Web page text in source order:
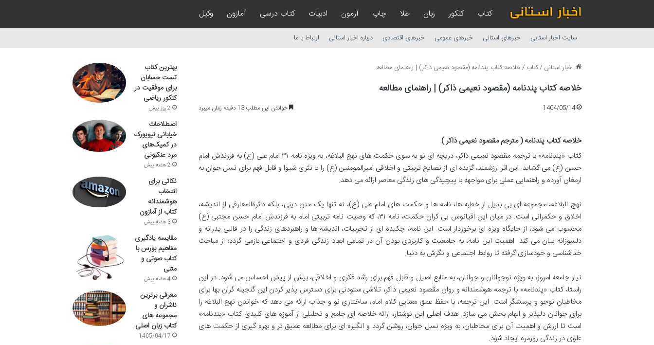
کتاب کنکور زبان طلا چاپ آزمون ادبیات کتاب درسی آمازون وکیل
سایت اخبار استانی خبرهای استانی خبرهای عمومی خبرهای اقتصادی درباره اخبار استانی ارتباط با ما
اخبار استانی /کتاب /خلاصه کتاب پندنامه (مقصود نعیمی ذاکر) | راهنمای مطالعه
خلاصه کتاب پندنامه (مقصود نعیمی ذاکر) | راهنمای مطالعه
1404/05/14 خواندن این مطلب 13 دقیقه زمان میبرد
خلاصه کتاب پندنامه ( مترجم مقصود نعیمی ذاکر )
کتاب «پندنامه» با ترجمه مقصود نعیمی ذاکر، دریچه ای نو به سوی حکمت های نهج البلاغه، به ویژه نامه ۳۱ امام علی (ع) به فرزندش امام
حسن (ع) می گشاید. این اثر ارزشمند، گزیده ای از نصایح تربیتی و اخلاقی امیرالمومنین (ع) را با نثری شیوا و قابل فهم برای نسل جوان به
ارمغان آورده و راهنمایی عملی برای مواجهه با پیچیدگی های زندگی معاصر ارائه می دهد.
نهج البلاغه، مجموعه ای بی بدیل از خطبه ها، نامه ها و حکمت های امام علی (ع)، نه تنها یک متن دینی، بلکه دائرةالمعارفی از اندیشه،
اخلاق و حکمرانی است. در میان این اقیانوس بی کران حکمت، نامه ۳۱، که وصیت نامه تربیتی امام به فرزندش امام حسن مجتبی (ع)
محسوب می شود، از جایگاه ویژه ای برخوردار است. این نامه، چکیده ای از تجربیات، اندیشه ها و راهبردهای زندگی را در قالبی پدرانه و
دلسوزانه بیان می کند. اهمیت این نامه، به جامعیت و کاربردی بودن آن در تمامی ابعاد زندگی فردی و اجتماعی بازمی گردد؛ از مباحث
خداشناسی و خودسازی گرفته تا روابط اجتماعی و نگرش به دنیا.
نیاز جامعه امروز، به ویژه نوجوانان و جوانان، به منابع اصیل و قابل فهم برای رشد فکری و اخلاقی، بیش از پیش احساس می شود. در این
راستا، کتاب «پندنامه» با ترجمه هوشمندانه و روان مقصود نعیمی ذاکر، تلاشی ستودنی برای دسترس پذیر کردن این گنجینه گران بها برای
مخاطبان نوجو و پرسشگر است. این ترجمه، با حفظ عمق معنایی کلام امام، ساختاری نو و جذاب ارائه می دهد که خواندن نهج البلاغه را
برای جوانان دلپذیر و الهام بخش می سازد. هدف اصلی این نوشتار، ارائه خلاصه ای جامع و تحلیلی از آموزه های کلیدی کتاب «پندنامه»
است تا ارزش و اهمیت آن برای مخاطبان، به ویژه نسل جوان، روشن گردد و انگیزه ای برای مطالعه عمیق تر و بهره گیری از حکمت های
علوی در زندگی روزمره ایجاد شود.
بهترین کتاب
تست حسابان
برای موفقیت در
کنکور ریاضی
2 روز پیش
اصطلاحات
خیابانی نیویورک
در کمیک‌های
مرد عنکبوتی
2 هفته پیش
نکاتی برای
انتخاب
هوشمندانه
کتاب از آمازون
3 هفته پیش
مقایسه یادگیری
مفاهیم بورس با
کتاب صوتی و
متنی
4 هفته پیش
معرفی برترین
ناشران و
مجموعه های
کتاب زبان اصلی
1405/04/17